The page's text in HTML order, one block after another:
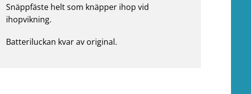
Snäppfäste helt som knäpper ihop vid
ihopvikning.
Batteriluckan kvar av original.